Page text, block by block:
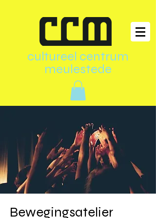
cultureel centrum
meulestede
Bewegingsatelier